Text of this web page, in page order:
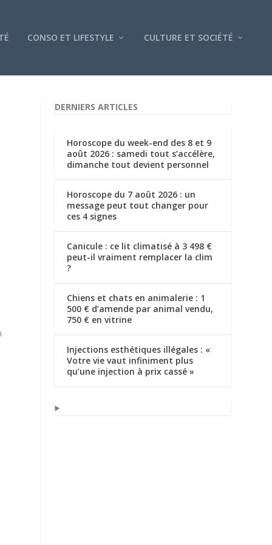
CONSO ET LIFESTYLE CULTURE ET SOCIÉTÉ
DERNIERS ARTICLES
Horoscope du week-end des 8 et 9
août 2026 : samedi tout s’accélère,
dimanche tout devient personnel
Horoscope du 7 août 2026 : un
message peut tout changer pour
ces 4 signes
Canicule : ce lit climatisé à 3 498 €
peut-il vraiment remplacer la clim
?
Chiens et chats en animalerie : 1
500 € d’amende par animal vendu,
750 € en vitrine
Injections esthétiques illégales : «
Votre vie vaut infiniment plus
qu’une injection à prix cassé »